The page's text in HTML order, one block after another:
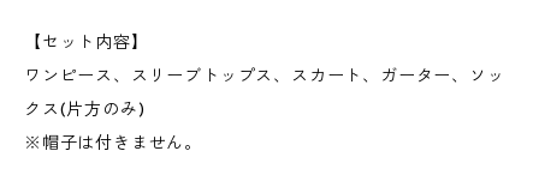
【セット内容】
ワンピース、スリーブトップス、スカート、ガーター、ソッ
クス(片方のみ)
※帽子は付きません。